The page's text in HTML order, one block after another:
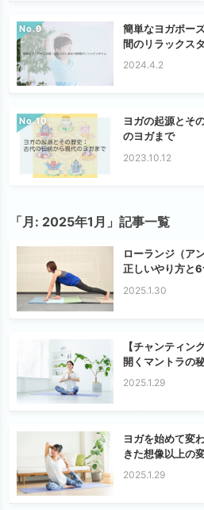
No.
簡単なヨガポー
間のリラックス
2024.4.2
No.
ヨガの起源とそ
のヨガまで
2023.10.12
「月: 2025年1月 」記事一覧
ローランジ（ア
正しいやり方と
2025.1.30
【チャンティン
開くマントラの
2025.1.29
ヨガを始めて変
きた想像以上の
2025.1.29